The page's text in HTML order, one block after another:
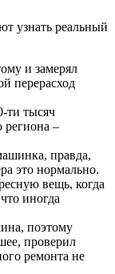
узнать реальный
и замерял
перерасход
ти тысяч
региона –
правда,
это нормально.
вещь, когда
иногда
поэтому
проверил
ремонта не